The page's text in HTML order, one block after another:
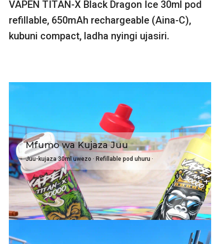
VAPEN TITAN-X Black Dragon Ice 30ml pod
refillable, 650mAh rechargeable (Aina-C),
kubuni compact, ladha nyingi ujasiri.
Mfumo wa Kujaza Juu
Juu-kujaza 30ml uwezo · Refillable pod uhuru ·